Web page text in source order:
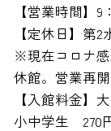
【営業時間】9
【定休日】第2
※現在コロナ
休館。営業再
【入館料金】
小中学生 270